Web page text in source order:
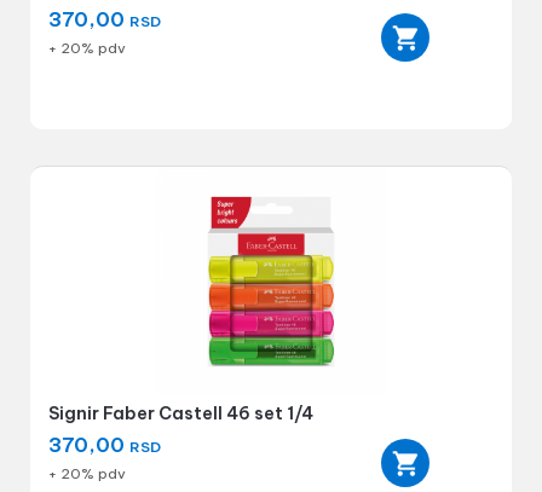
370,00 RSD
+ 20% pdv
Signir Faber Castell 46 set 1/4
370,00 RSD
+ 20% pdv